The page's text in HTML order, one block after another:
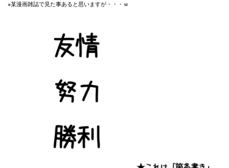
※某漫画雑誌で見た事あると思いますが・・・ｗ